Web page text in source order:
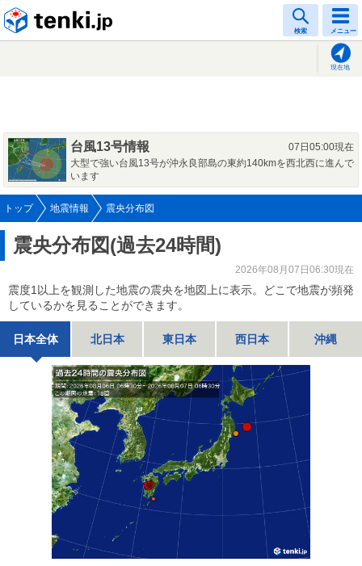
検索 メニュー
現在地
台風13号情報
07日05:00現在
大型で強い台風13号が沖永良部島の東約140kmを西北西に進んで
います
トップ 地震情報 震央分布図
震央分布図(過去24時間)
2026年08月07日06:30現在
震度1以上を観測した地震の震央を地図上に表示。どこで地震が頻発
しているかを見ることができます。
日本全体 北日本 東日本 西日本 沖縄